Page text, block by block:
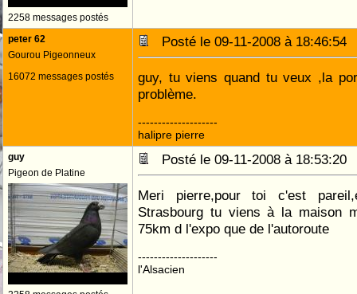
2258 messages postés
peter 62
Gourou Pigeonneux
16072 messages postés
Posté le 09-11-2008 à
guy, tu viens quand tu veux ,la
problème.
--------------------
halipre pierre
guy
Pigeon de Platine
Posté le 09-11-2008 à
Meri pierre,pour toi c'est
Strasbourg tu viens à la maison
75km d l'expo que de l'autoroute
--------------------
l'Alsacien